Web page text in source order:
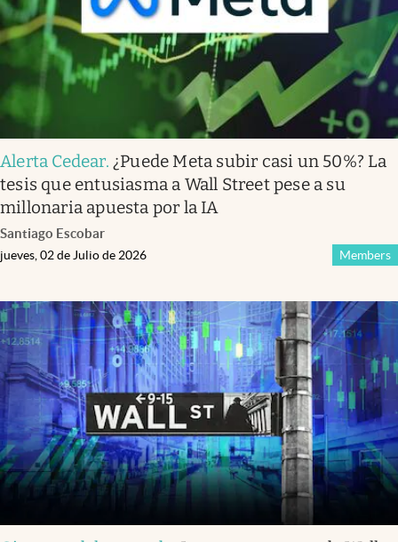
Alerta Cedear. ¿Puede Meta subir casi un 50%? La
tesis que entusiasma a Wall Street pese a su
millonaria apuesta por la IA
Santiago Escobar
Members
jueves, 02 de Julio de 2026